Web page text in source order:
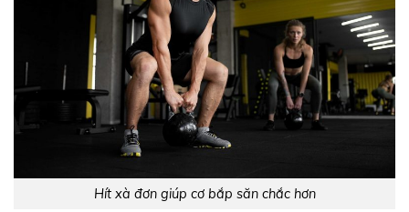
Hít xà đơn giúp cơ bắp săn chắc hơn